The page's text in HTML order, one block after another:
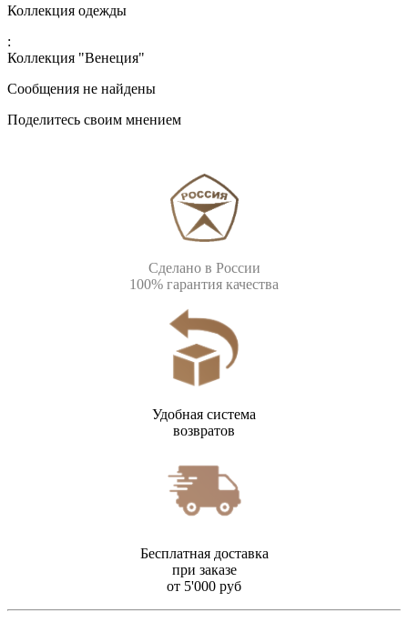
Коллекция одежды
:
Коллекция "Венеция"
Сообщения не найдены
Поделитесь своим мнением
Сделано в России
100% гарантия качества
Удобная система
возвратов
Бесплатная доставка
при заказе
от 5'000 руб